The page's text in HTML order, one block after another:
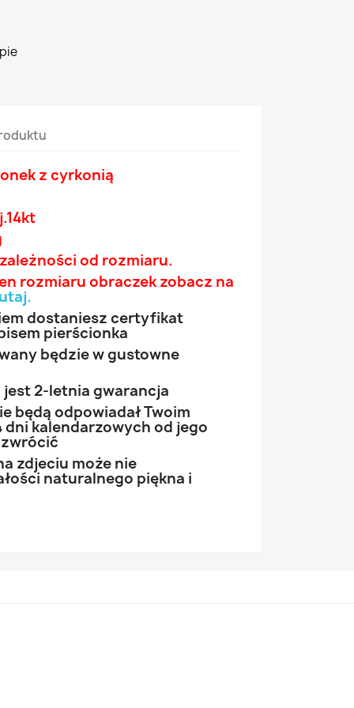
z cyrkonią
kt
od rozmiaru.
rozmiaru obraczek zobacz na
.
dostaniesz certyfikat
pierścionka
będzie w gustowne
2-letnia gwarancja
będą odpowiadał Twoim
dni kalendarzowych od jego
zdjeciu może nie
naturalnego piękna i